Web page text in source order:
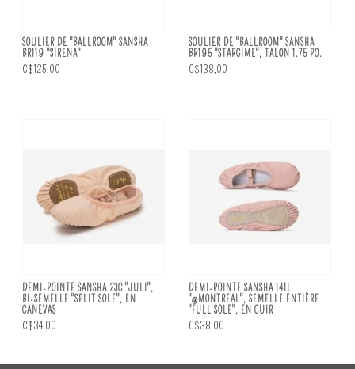
SOULIER DE "BALLROOM" SANSHA
BR119 "SIRENA"
C$125,00
SOULIER DE "BALLROOM" SANSHA
BR195 "STARGIME", TALON 1.75 PO.
C$138,00
DEMI-POINTE SANSHA 23C "JULI",
BI-SEMELLE "SPLIT SOLE", EN
CANEVAS
C$34,00
DEMI-POINTE SANSHA 141L
"@MONTREAL", SEMELLE ENTIÈRE
"FULL SOLE", EN CUIR
C$38,00